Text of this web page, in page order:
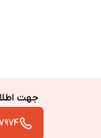
جهت
02146138933